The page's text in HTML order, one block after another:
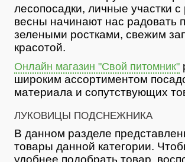
лесопосадки, личные участки с
весны начинают нас радовать
зелеными ростками, свежим
красотой.
Онлайн магазин "Свой питомник"
широким ассортиментом
материала и сопутствующих
ЛУКОВИЦЫ ПОДСНЕЖНИКА
В данном разделе
товары данной категории.
удобнее подобрать товар,